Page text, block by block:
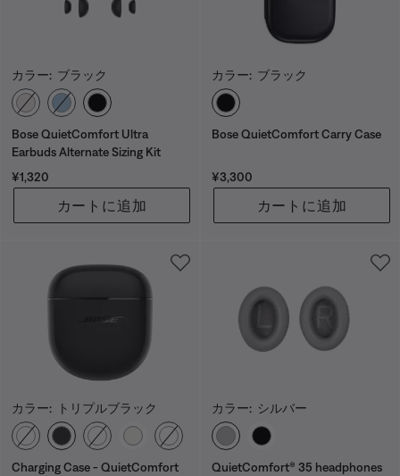
カラー: ブラック
カラーの選択
Bose QuietComfort Ultra
Earbuds Alternate Sizing Kit
価格:
¥1,320
カートに追加
カラー: ブラック
カラーの選択
Bose QuietComfort Carry Case
価格:
¥3,300
カートに追加
カラー: トリプルブラック
カラーの選択
Charging Case - QuietComfort
カラー: シルバー
カラーの選択
QuietComfort® 35 headphones